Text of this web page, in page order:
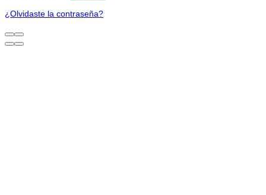
¿Olvidaste la contraseña?